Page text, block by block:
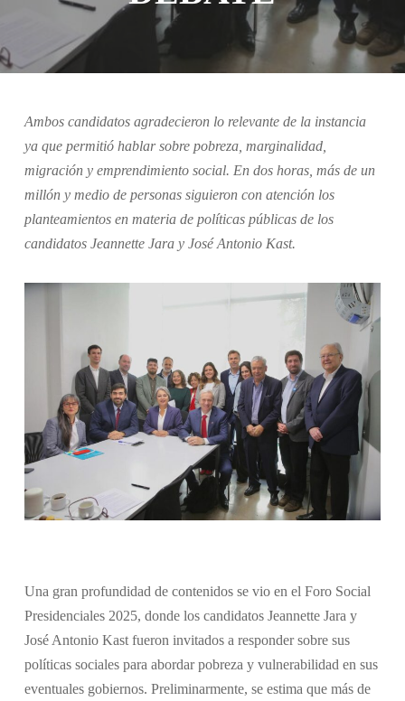
Ambos candidatos agradecieron lo relevante de la instancia
ya que permitió hablar sobre pobreza, marginalidad,
migración y emprendimiento social. En dos horas, más de un
millón y medio de personas siguieron con atención los
planteamientos en materia de políticas públicas de los
candidatos Jeannette Jara y José Antonio Kast.
Una gran profundidad de contenidos se vio en el Foro Social
Presidenciales 2025, donde los candidatos Jeannette Jara y
José Antonio Kast fueron invitados a responder sobre sus
políticas sociales para abordar pobreza y vulnerabilidad en sus
eventuales gobiernos. Preliminarmente, se estima que más de